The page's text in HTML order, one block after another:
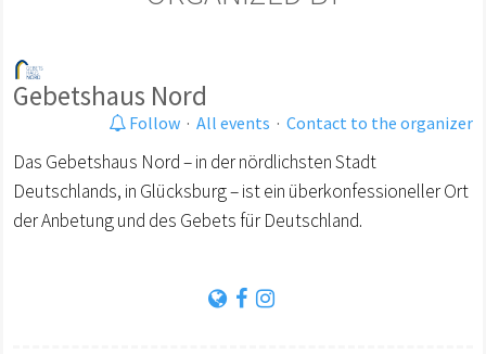
Gebetshaus Nord
Follow · All events · Contact to the organizer
Das Gebetshaus Nord – in der nördlichsten Stadt
Deutschlands, in Glücksburg – ist ein überkonfessioneller Ort
der Anbetung und des Gebets für Deutschland.